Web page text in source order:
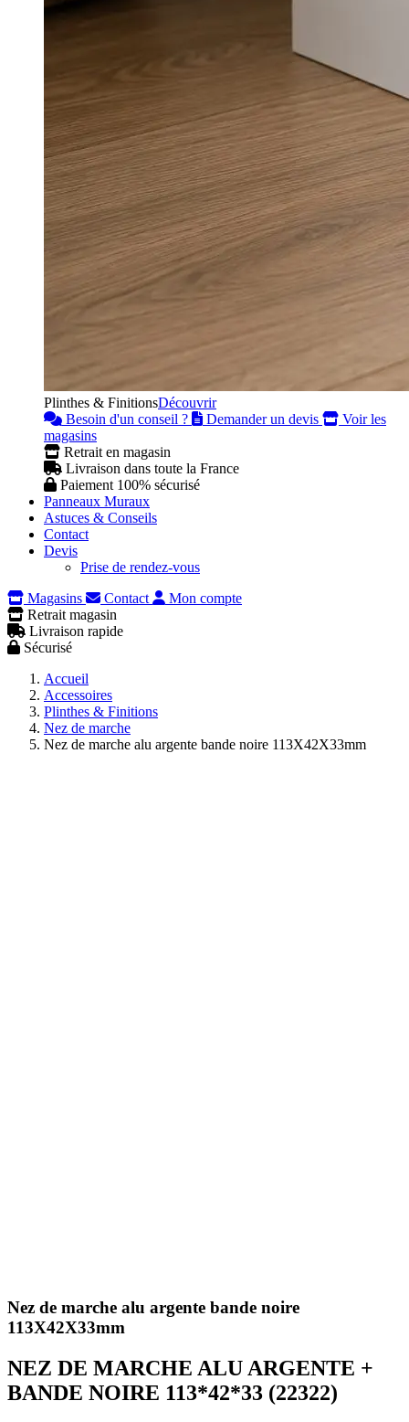
Plinthes & FinitionsDécouvrir
Besoin d'un conseil ?
Demander un devis
Voir les
magasins
Retrait en magasin
Livraison dans toute la France
Paiement 100% sécurisé
Panneaux Muraux
Astuces & Conseils
Contact
Devis
Prise de rendez-vous
Magasins
Contact
Mon compte
Retrait magasin
Livraison rapide
Sécurisé
Accueil
Accessoires
Plinthes & Finitions
Nez de marche
Nez de marche alu argente bande noire 113X42X33mm
Nez de marche alu argente bande noire
113X42X33mm
NEZ DE MARCHE ALU ARGENTE +
BANDE NOIRE 113*42*33 (22322)